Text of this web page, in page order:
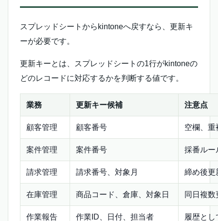
スプレッドシートからkintoneへ戻すなら、更新キ
ーが必要です。
更新キーとは、スプレッドシートの1行がkintoneの
どのレコードに対応するかを判断する値です。
業務 更新キー候補 注意点
顧客管理 顧客番号 空欄、重
案件管理 案件番号 採番ルー
請求管理 請求番号、対象月 締め後更
在庫管理 商品コード、倉庫、対象日 同日複
作業報告 作業ID、日付、担当者 履歴と